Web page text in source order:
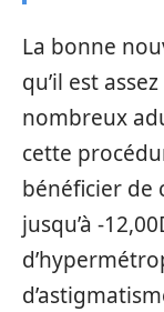
La bonne
qu’il est
nombreux
cette
bénéficier de
jusqu’à -